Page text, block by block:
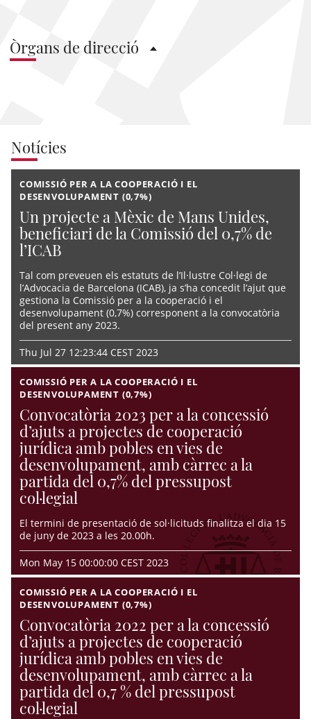
Òrgans de direcció
Notícies
COMISSIÓ PER A LA COOPERACIÓ I EL
DESENVOLUPAMENT (0,7%)
Un projecte a Mèxic de Mans Unides,
beneficiari de la Comissió del 0,7% de
l’ICAB
Tal com preveuen els estatuts de l’Il·lustre Col·legi de
l’Advocacia de Barcelona (ICAB), ja s’ha concedit l’ajut que
gestiona la Comissió per a la cooperació i el
desenvolupament (0,7%) corresponent a la convocatòria
del present any 2023.
Thu Jul 27 12:23:44 CEST 2023
COMISSIÓ PER A LA COOPERACIÓ I EL
DESENVOLUPAMENT (0,7%)
Convocatòria 2023 per a la concessió
d’ajuts a projectes de cooperació
jurídica amb pobles en vies de
desenvolupament, amb càrrec a la
partida del 0,7% del pressupost
col·legial
El termini de presentació de sol·licituds finalitza el dia 15
de juny de 2023 a les 20.00h.
Mon May 15 00:00:00 CEST 2023
COMISSIÓ PER A LA COOPERACIÓ I EL
DESENVOLUPAMENT (0,7%)
Convocatòria 2022 per a la concessió
d’ajuts a projectes de cooperació
jurídica amb pobles en vies de
desenvolupament, amb càrrec a la
partida del 0,7 % del pressupost
col·legial